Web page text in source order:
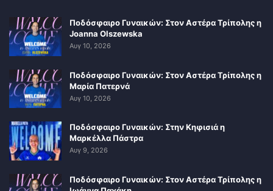
Ποδόσφαιρο Γυναικών: Στον Αστέρα Τρίπολης η
Joanna Olszewska
Αυγ 10, 2026
Ποδόσφαιρο Γυναικών: Στον Αστέρα Τρίπολης η
Μαρία Πατερνά
Αυγ 10, 2026
Ποδόσφαιρο Γυναικών: Στην Κηφισιά η
Μαρκέλλα Πάστρα
Αυγ 9, 2026
Ποδόσφαιρο Γυναικών: Στον Αστέρα Τρίπολης η